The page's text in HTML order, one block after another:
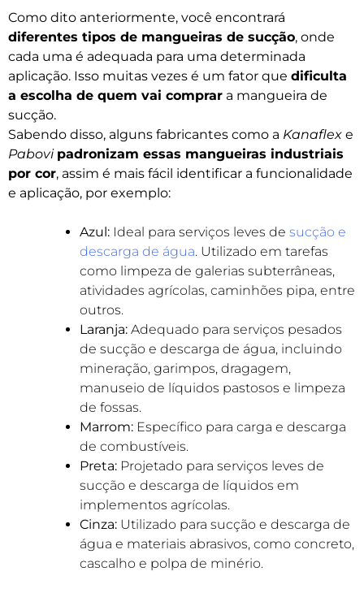
Como dito anteriormente, você encontrará
diferentes tipos de mangueiras de sucção, onde
cada uma é adequada para uma determinada
aplicação. Isso muitas vezes é um fator que dificulta
a escolha de quem vai comprar a mangueira de
sucção.
Sabendo disso, alguns fabricantes como a Kanaflex e
Pabovi padronizam essas mangueiras industriais
por cor, assim é mais fácil identificar a funcionalidade
e aplicação, por exemplo:
Azul: Ideal para serviços leves de sucção e
descarga de água. Utilizado em tarefas
como limpeza de galerias subterrâneas,
atividades agrícolas, caminhões pipa, entre
outros.
Laranja: Adequado para serviços pesados
de sucção e descarga de água, incluindo
mineração, garimpos, dragagem,
manuseio de líquidos pastosos e limpeza
de fossas.
Marrom: Específico para carga e descarga
de combustíveis.
Preta: Projetado para serviços leves de
sucção e descarga de líquidos em
implementos agrícolas.
Cinza: Utilizado para sucção e descarga de
água e materiais abrasivos, como concreto,
cascalho e polpa de minério.